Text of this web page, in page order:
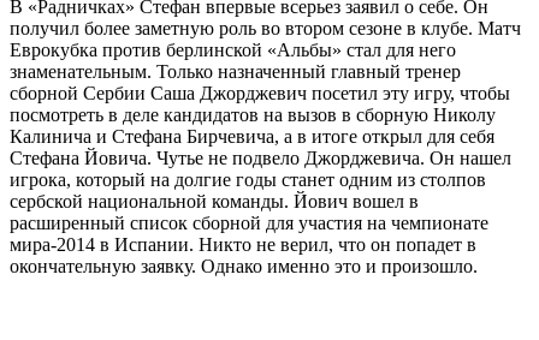
В «Радничках» Стефан впервые всерьез заявил о себе. Он
получил более заметную роль во втором сезоне в клубе. Матч
Еврокубка против берлинской «Альбы» стал для него
знаменательным. Только назначенный главный тренер
сборной Сербии Саша Джорджевич посетил эту игру, чтобы
посмотреть в деле кандидатов на вызов в сборную Николу
Калинича и Стефана Бирчевича, а в итоге открыл для себя
Стефана Йовича. Чутье не подвело Джорджевича. Он нашел
игрока, который на долгие годы станет одним из столпов
сербской национальной команды. Йович вошел в
расширенный список сборной для участия на чемпионате
мира-2014 в Испании. Никто не верил, что он попадет в
окончательную заявку. Однако именно это и произошло.